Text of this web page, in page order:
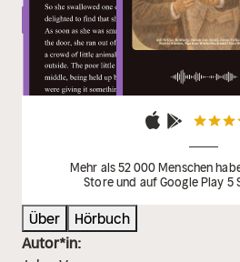
Mehr als 52 000 Menschen
Store und auf Google Play 5
Über
Hörbuch
Autor*in: